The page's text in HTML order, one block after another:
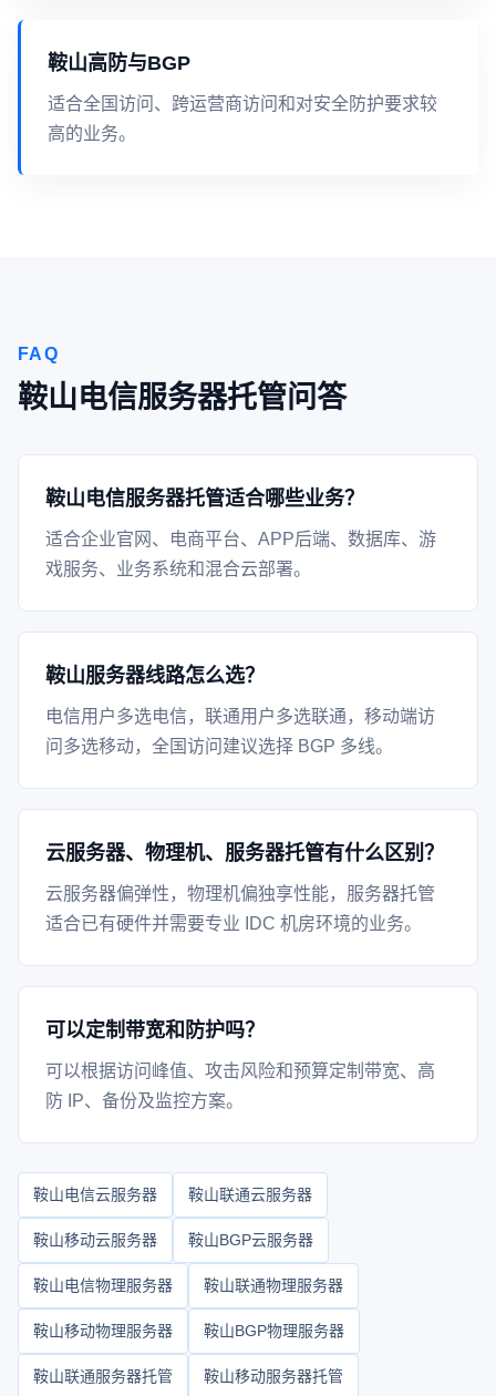
鞍山高防与BGP
适合全国访问、跨运营商访问和对安全防护要求较
高的业务。
FAQ
鞍山电信服务器托管问答
鞍山电信服务器托管适合哪些业务？
适合企业官网、电商平台、APP后端、数据库、游
戏服务、业务系统和混合云部署。
鞍山服务器线路怎么选？
电信用户多选电信，联通用户多选联通，移动端访
问多选移动，全国访问建议选择 BGP 多线。
云服务器、物理机、服务器托管有什么区别？
云服务器偏弹性，物理机偏独享性能，服务器托管
适合已有硬件并需要专业 IDC 机房环境的业务。
可以定制带宽和防护吗？
可以根据访问峰值、攻击风险和预算定制带宽、高
防 IP、备份及监控方案。
鞍山电信云服务器 鞍山联通云服务器
鞍山移动云服务器 鞍山BGP云服务器
鞍山电信物理服务器 鞍山联通物理服务器
鞍山移动物理服务器 鞍山BGP物理服务器
鞍山联通服务器托管 鞍山移动服务器托管